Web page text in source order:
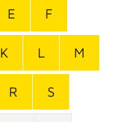
E F
K L M
R S